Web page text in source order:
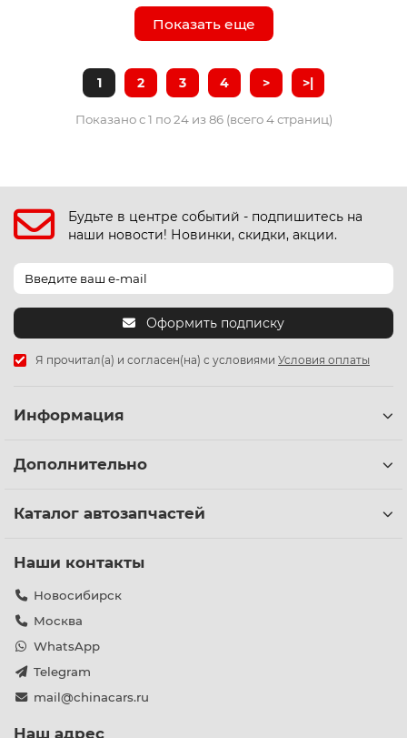
Показать еще
1 2 3 4 > >|
Показано с 1 по 24 из 86 (всего 4 страниц)
Будьте в центре событий - подпишитесь на
наши новости! Новинки, скидки, акции.
Оформить подписку
Я прочитал(а) и согласен(на) с условиями Условия оплаты
Информация
Дополнительно
Каталог автозапчастей
Наши контакты
Новосибирск
Москва
WhatsApp
Telegram
mail@chinacars.ru
Наш адрес